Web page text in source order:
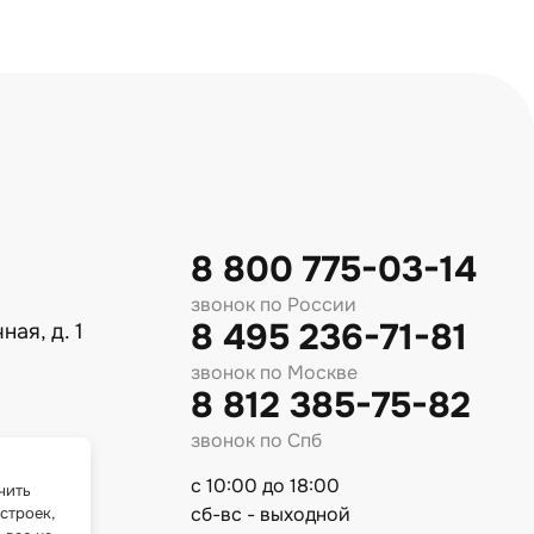
д. 1
8 800 775-03-14
звонок по России
8 495 236-71-81
звонок по Москве
8 812 385-75-82
звонок по Спб
с 10:00 до 18:00
сб-вс - выходной